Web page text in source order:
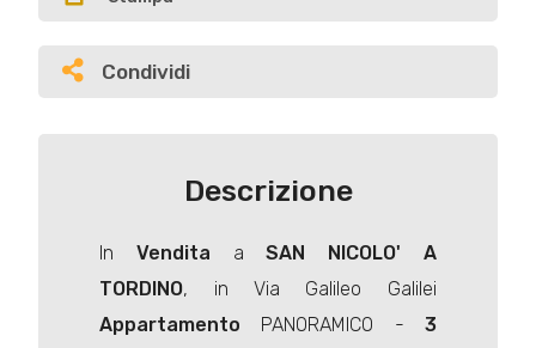
Condividi
Descrizione
In Vendita aSAN NICOLO' A
TORDINO, in Via Galileo Galilei
Appartamento PANORAMICO - 3